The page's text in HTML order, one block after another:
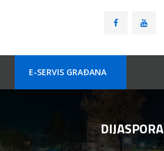
E-SERVIS GRAÐANA
DIJASPORA